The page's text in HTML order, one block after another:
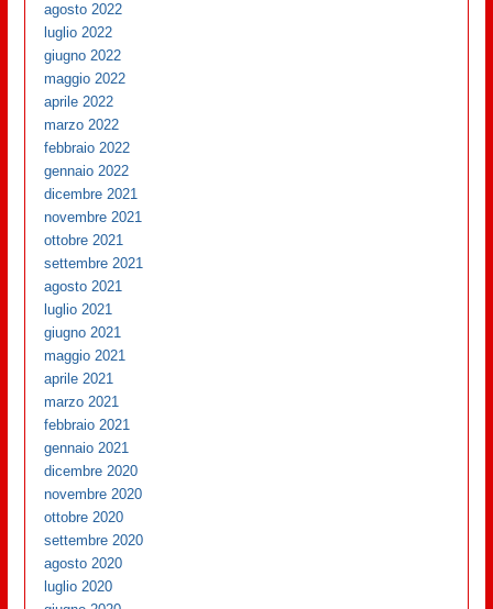
agosto 2022
luglio 2022
giugno 2022
maggio 2022
aprile 2022
marzo 2022
febbraio 2022
gennaio 2022
dicembre 2021
novembre 2021
ottobre 2021
settembre 2021
agosto 2021
luglio 2021
giugno 2021
maggio 2021
aprile 2021
marzo 2021
febbraio 2021
gennaio 2021
dicembre 2020
novembre 2020
ottobre 2020
settembre 2020
agosto 2020
luglio 2020